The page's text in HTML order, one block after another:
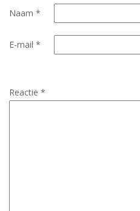
Naam *
E-mail *
Reactie *